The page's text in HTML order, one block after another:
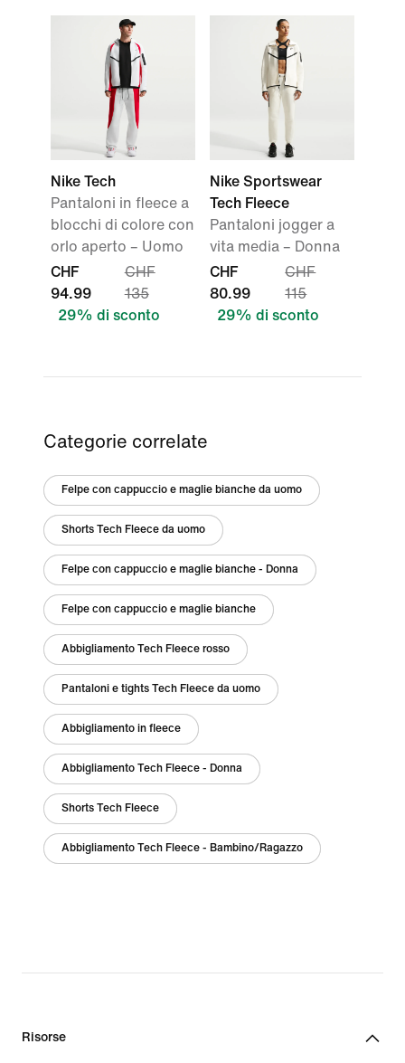
Nike Tech
Pantaloni in fleece a
blocchi di colore con
orlo aperto – Uomo
CHF
94.99
CHF
135
29% di sconto
Nike Sportswear
Tech Fleece
Pantaloni jogger a
vita media – Donna
CHF
80.99
CHF
115
29% di sconto
Categorie correlate
Felpe con cappuccio e maglie bianche da uomo
Shorts Tech Fleece da uomo
Felpe con cappuccio e maglie bianche - Donna
Felpe con cappuccio e maglie bianche
Abbigliamento Tech Fleece rosso
Pantaloni e tights Tech Fleece da uomo
Abbigliamento in fleece
Abbigliamento Tech Fleece - Donna
Shorts Tech Fleece
Abbigliamento Tech Fleece - Bambino/Ragazzo
Risorse